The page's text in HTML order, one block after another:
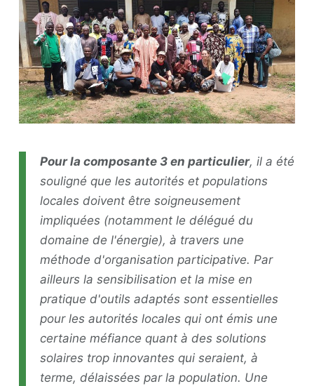
Pour la composante 3 en particulier, il a été
souligné que les autorités et populations
locales doivent être soigneusement
impliquées (notamment le délégué du
domaine de l'énergie), à travers une
méthode d'organisation participative. Par
ailleurs la sensibilisation et la mise en
pratique d'outils adaptés sont essentielles
pour les autorités locales qui ont émis une
certaine méfiance quant à des solutions
solaires trop innovantes qui seraient, à
terme, délaissées par la population. Une